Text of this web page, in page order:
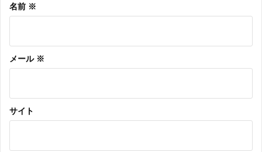
名前 ※
メール ※
サイト